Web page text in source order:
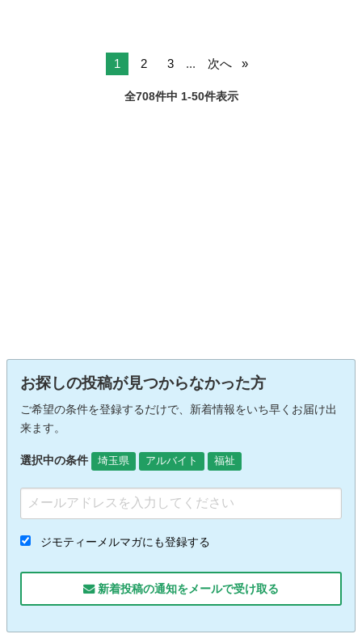
1 2 3 ... 次へ
全708件中 1-50件表示
お探しの投稿が見つからなかった方
ご希望の条件を登録するだけで、新着情報をいち早くお届け出
来ます。
選択中の条件 埼玉県 アルバイト 福祉
ジモティーメルマガにも登録する
新着投稿の通知をメールで受け取る